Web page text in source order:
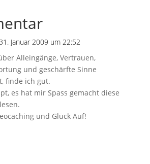
Januar 2009 um 22:52
Alleingänge, Vertrauen,
und geschärfte Sinne
finde ich gut.
es hat mir Spass gemacht diese
und Glück Auf!